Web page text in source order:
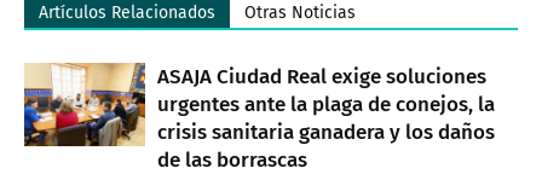
Artículos Relacionados Otras Noticias
ASAJA Ciudad Real exige soluciones
urgentes ante la plaga de conejos, la
crisis sanitaria ganadera y los daños
de las borrascas